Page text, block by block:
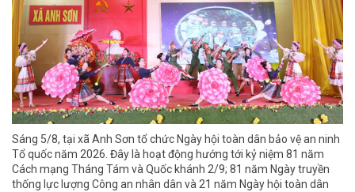
Sáng 5/8, tại xã Anh Sơn tổ chức Ngày hội toàn dân bảo vệ an ninh
Tổ quốc năm 2026. Đây là hoạt động hướng tới kỷ niệm 81 năm
Cách mạng Tháng Tám và Quốc khánh 2/9; 81 năm Ngày truyền
thống lực lượng Công an nhân dân và 21 năm Ngày hội toàn dân